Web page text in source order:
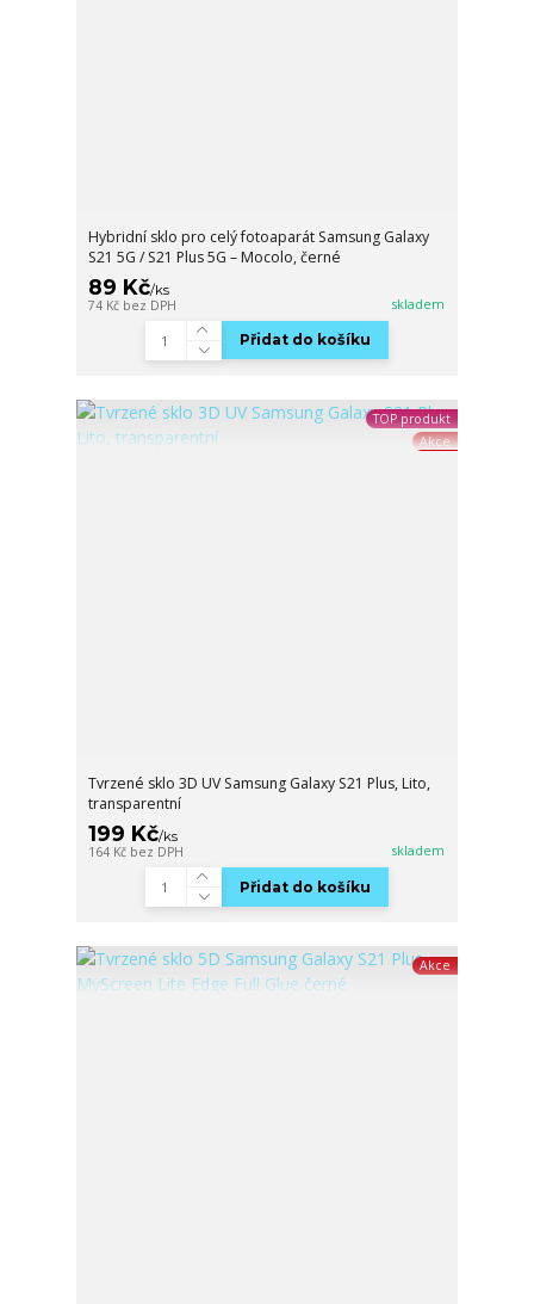
Hybridní sklo pro celý fotoaparát Samsung Galaxy
S21 5G / S21 Plus 5G – Mocolo, černé
89 Kč/ks
74 Kč bez DPH skladem
Přidat do košíku
TOP produkt
Akce
Tvrzené sklo 3D UV Samsung Galaxy S21 Plus, Lito,
transparentní
199 Kč/ks
164 Kč bez DPH skladem
Přidat do košíku
Akce